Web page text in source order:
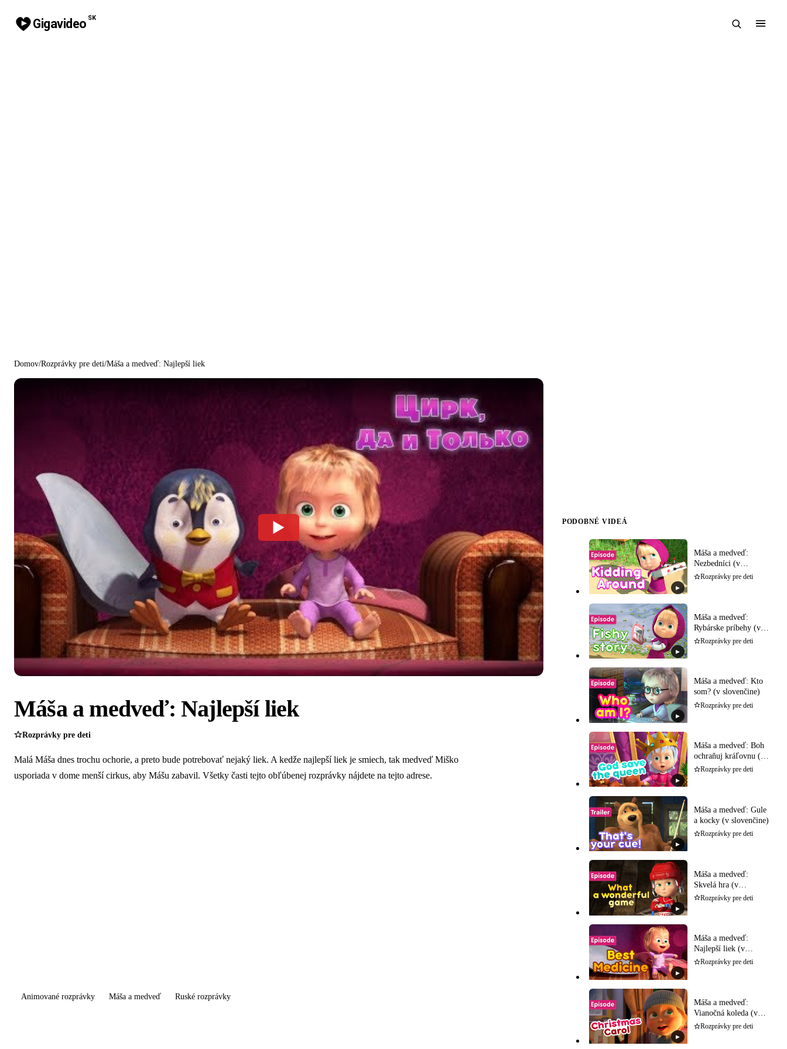
Gigavideo SK
Domov/Rozprávky pre deti/Máša a medveď: Najlepší liek
Máša a medveď: Najlepší liek
Rozprávky pre deti
Malá Máša dnes trochu ochorie, a preto bude potrebovať nejaký liek. A kedže najlepší liek je smiech, tak medveď Miško
usporiada v dome menší cirkus, aby Mášu zabavil. Všetky časti tejto obľúbenej rozprávky nájdete na tejto adrese.
Animované rozprávky Máša a medveď Ruské rozprávky
PODOBNÉ VIDEÁ
▶
Máša a medveď:
Nezbedníci (v
slovenčine)
Rozprávky pre deti
▶
Máša a medveď:
Rybárske príbehy (v
slovenčine)
Rozprávky pre deti
▶
Máša a medveď: Kto
som? (v slovenčine)
Rozprávky pre deti
▶
Máša a medveď: Boh
ochraňuj kráľovnu (v
slovenčine)
Rozprávky pre deti
▶
Máša a medveď: Gule
a kocky (v slovenčine)
Rozprávky pre deti
▶
Máša a medveď:
Skvelá hra (v
slovenčine)
Rozprávky pre deti
▶
Máša a medveď:
Najlepší liek (v
slovenčine)
Rozprávky pre deti
▶
Máša a medveď:
Vianočná koleda (v
slovenčine)
Rozprávky pre deti